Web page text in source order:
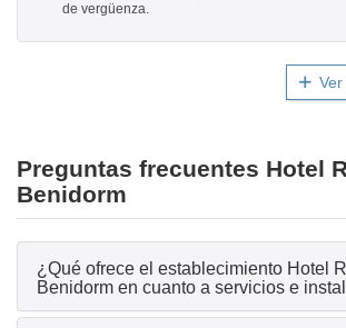
de vergüenza.
Preguntas frecuentes Hotel
Benidorm
¿Qué ofrece el establecimiento Hotel
Benidorm en cuanto a servicios e